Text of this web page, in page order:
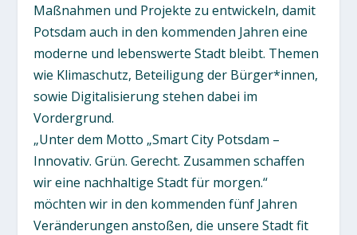
Maßnahmen und Projekte zu entwickeln, damit
Potsdam auch in den kommenden Jahren eine
moderne und lebenswerte Stadt bleibt. Themen
wie Klimaschutz, Beteiligung der Bürger*innen,
sowie Digitalisierung stehen dabei im
Vordergrund.
„Unter dem Motto „Smart City Potsdam –
Innovativ. Grün. Gerecht. Zusammen schaffen
wir eine nachhaltige Stadt für morgen.“
möchten wir in den kommenden fünf Jahren
Veränderungen anstoßen, die unsere Stadt fit